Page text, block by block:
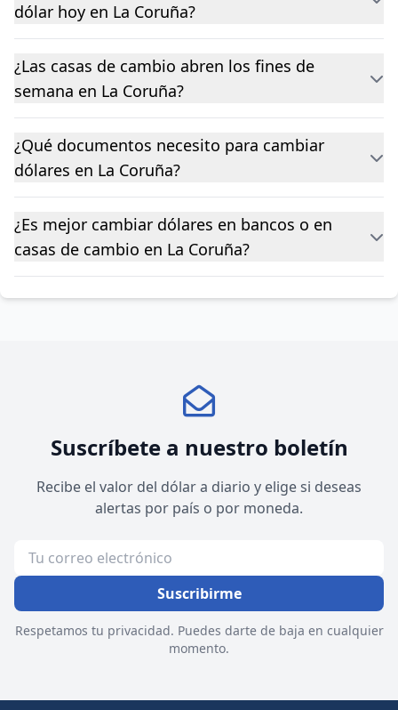
dólar hoy en La Coruña?
¿Las casas de cambio abren los fines de
semana en La Coruña?
¿Qué documentos necesito para cambiar
dólares en La Coruña?
¿Es mejor cambiar dólares en bancos o en
casas de cambio en La Coruña?
Suscríbete a nuestro boletín
Recibe el valor del dólar a diario y elige si deseas
alertas por país o por moneda.
Suscribirme
Respetamos tu privacidad. Puedes darte de baja en cualquier
momento.